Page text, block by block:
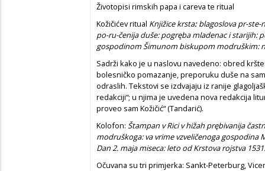
Životopisi rimskih papa i careva te ritual
Kožičićev ritual Knjižice krsta: blagoslova pr-ste-
po-ru-čenija duše: pogręba mladenac i starijih:
gospodinom Šimunom biskupom modruškim:
Sadrži kako je u naslovu navedeno: obred
bolesničko pomazanje, preporuku duše na
odraslih. Tekstovi se izdvajaju iz ranije
redakciji“; u njima je uvedena nova redakcija
proveo sam Kožičić“ (Tandarić).
Kolofon: Štampan v Rici v hižah prębivanijač
modruškoga: va vrime vzveličenoga gospodina
Dan 2. maja miseca: leto od Krstova rojstva 1531.
Očuvana su tri primjerka: Sankt-Peterburg,